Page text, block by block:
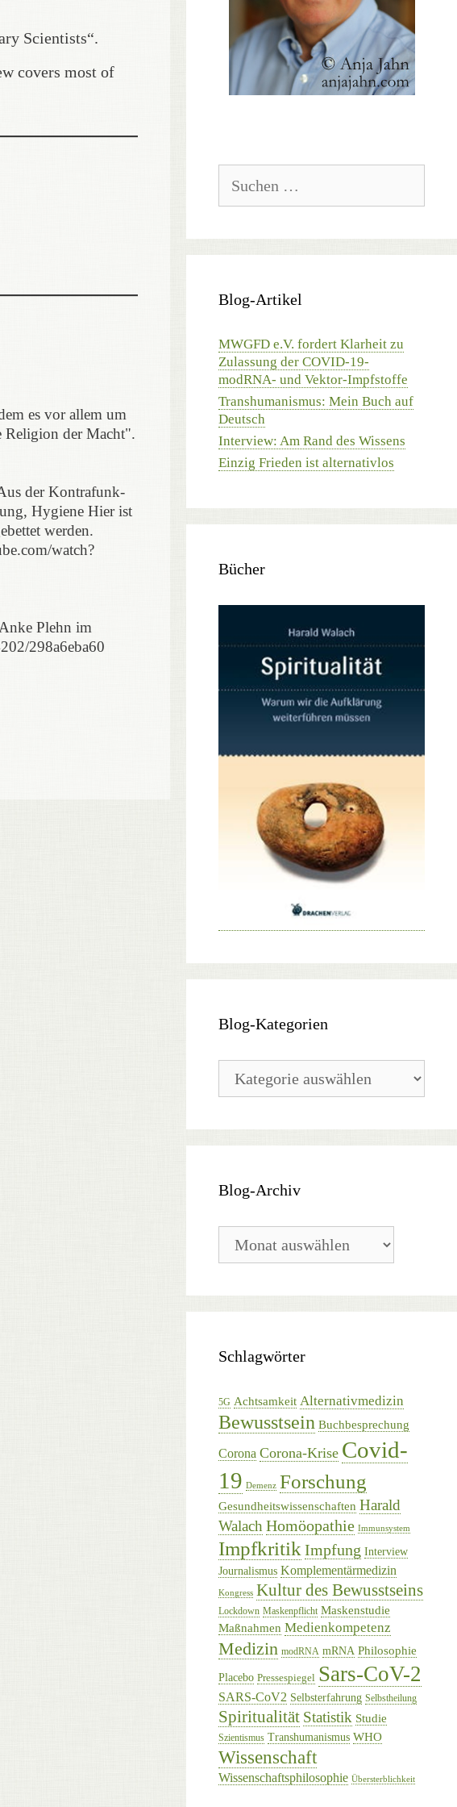
Scientists“.
covers most of
es vor allem um
Religion der Macht".
der Kontrafunk-
Hygiene Hier ist
werden.
watch?
Plehn im
298a6eba60
nach:
Blog-Artikel
MWGFD e.V. fordert Klarheit zu
Zulassung der COVID-19-
modRNA- und Vektor-Impfstoffe
Transhumanismus: Mein Buch auf
Deutsch
Interview: Am Rand des Wissens
Einzig Frieden ist alternativlos
Bücher
Blog-Kategorien
Kategorien
Blog-Archiv
Archiv
Schlagwörter
5G Achtsamkeit Alternativmedizin
Bewusstsein Buchbesprechung
Corona Corona-Krise Covid-
19 Demenz Forschung
Gesundheitswissenschaften Harald
Walach Homöopathie Immunsystem
Impfkritik Impfung Interview
Journalismus Komplementärmedizin
Kongress Kultur des Bewusstseins
Lockdown Maskenpflicht Maskenstudie
Maßnahmen Medienkompetenz
Medizin modRNA mRNA Philosophie
Placebo Pressespiegel Sars-CoV-2
SARS-CoV2 Selbsterfahrung Selbstheilung
Spiritualität Statistik Studie
Szientismus Transhumanismus WHO
Wissenschaft
Wissenschaftsphilosophie Übersterblichkeit